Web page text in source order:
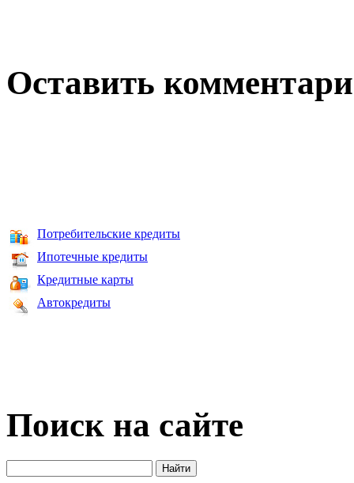
Оставить
Потребительские кредиты
Ипотечные кредиты
Кредитные карты
Автокредиты
Поиск на сайте